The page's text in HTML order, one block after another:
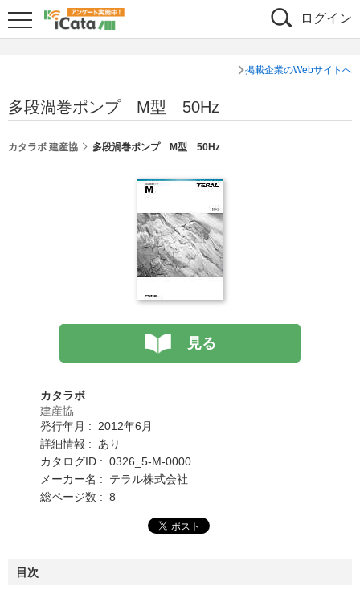
ログイン
掲載企業のWebサイトへ
多段渦巻ポンプ M型 50Hz
カタラボ 建産協 多段渦巻ポンプ M型 50Hz
見る
カタラボ
建産協
発行年月 : 2012年6月
詳細情報 : あり
カタログID : 0326_5-M-0000
メーカー名 : テラル株式会社
総ページ数 : 8
目次